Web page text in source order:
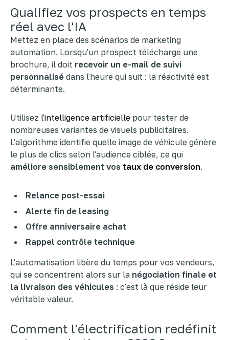
Qualifiez vos prospects en temps
réel avec l'IA
Mettez en place des scénarios de marketing
automation. Lorsqu'un prospect télécharge une
brochure, il doit recevoir un e-mail de suivi
personnalisé dans l'heure qui suit : la réactivité est
déterminante.
Utilisez l'intelligence artificielle pour tester de
nombreuses variantes de visuels publicitaires.
L'algorithme identifie quelle image de véhicule génère
le plus de clics selon l'audience ciblée, ce qui
améliore sensiblement vos taux de conversion.
Relance post-essai
Alerte fin de leasing
Offre anniversaire achat
Rappel contrôle technique
L'automatisation libère du temps pour vos vendeurs,
qui se concentrent alors sur la négociation finale et
la livraison des véhicules : c'est là que réside leur
véritable valeur.
Comment l'électrification redéfinit